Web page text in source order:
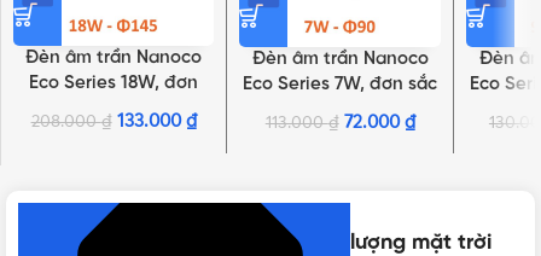
Đèn âm trần Nanoco
Eco Series 18W, đơn
sắc | NED186, NED184,
NED183
208.000₫ 133.000 ₫
Đèn âm trần Nanoco
Eco Series 7W, đơn sắc
| NED076, NED074,
NED073
113.000₫ 72.000 ₫
Đèn
Eco
Thông số kỹ thuật của Đèn năng lượng mặt trời
NHẤN ĐỂ XEM TIẾP (THU GỌN)